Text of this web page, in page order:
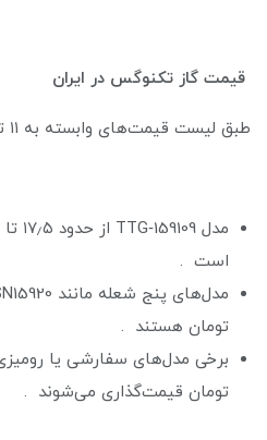
قیمت گاز تکنوگس در ایران
طبق لیست قیمت‌های وابسته به ۱۱ تیر:
است .
تومان هستند .
تومان قیمت‌گذاری می‌شوند .